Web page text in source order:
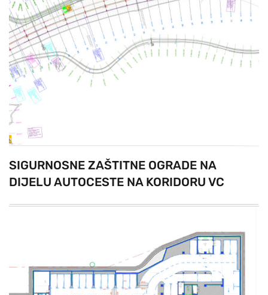
SIGURNOSNE ZAŠTITNE OGRADE NA
DIJELU AUTOCESTE NA KORIDORU VC